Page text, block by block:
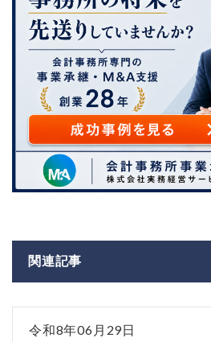
関連記事
令和8年06月29日